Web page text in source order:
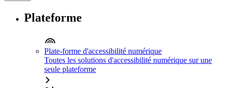
Plateforme
Plate-forme d'accessibilité numérique
Toutes les solutions d'accessibilité numérique sur une
seule plateforme